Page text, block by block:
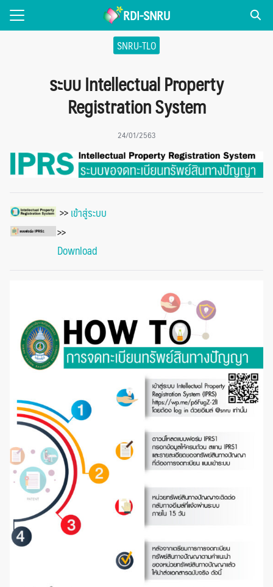
Skip
RDI-SNRU
ผยแพร่
Search
SNRU-TLO
ระบบ Intellectual Property
Registration System
24/01/2563
>>เข้าสู่ระบบ
>>
Download